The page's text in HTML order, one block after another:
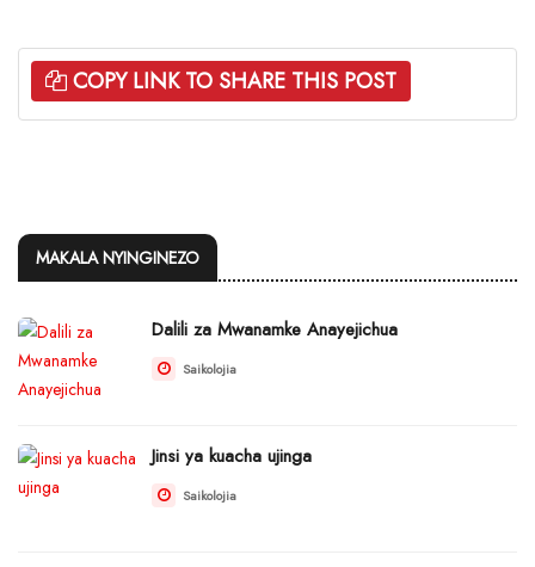
COPY LINK TO SHARE THIS POST
MAKALA NYINGINEZO
Dalili za Mwanamke Anayejichua
Saikolojia
Jinsi ya kuacha ujinga
Saikolojia